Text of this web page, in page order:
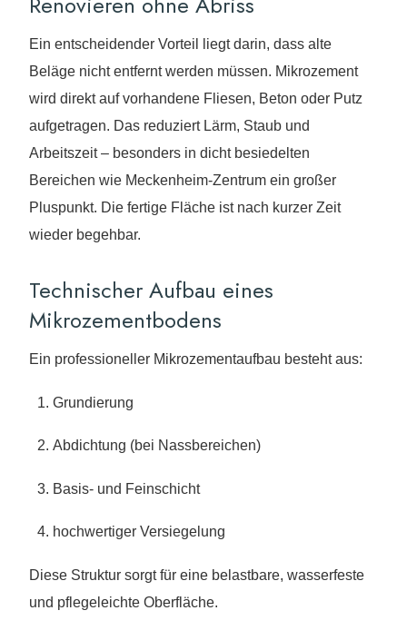
Ein entscheidender Vorteil liegt darin, dass alte
Beläge nicht entfernt werden müssen. Mikrozement
wird direkt auf vorhandene Fliesen, Beton oder Putz
aufgetragen. Das reduziert Lärm, Staub und
Arbeitszeit – besonders in dicht besiedelten
Bereichen wie Meckenheim-Zentrum ein großer
Pluspunkt. Die fertige Fläche ist nach kurzer Zeit
wieder begehbar.
Technischer Aufbau eines
Mikrozementbodens
Ein professioneller Mikrozementaufbau besteht aus:
Grundierung
Abdichtung (bei Nassbereichen)
Basis- und Feinschicht
hochwertiger Versiegelung
Diese Struktur sorgt für eine belastbare, wasserfeste
und pflegeleichte Oberfläche.